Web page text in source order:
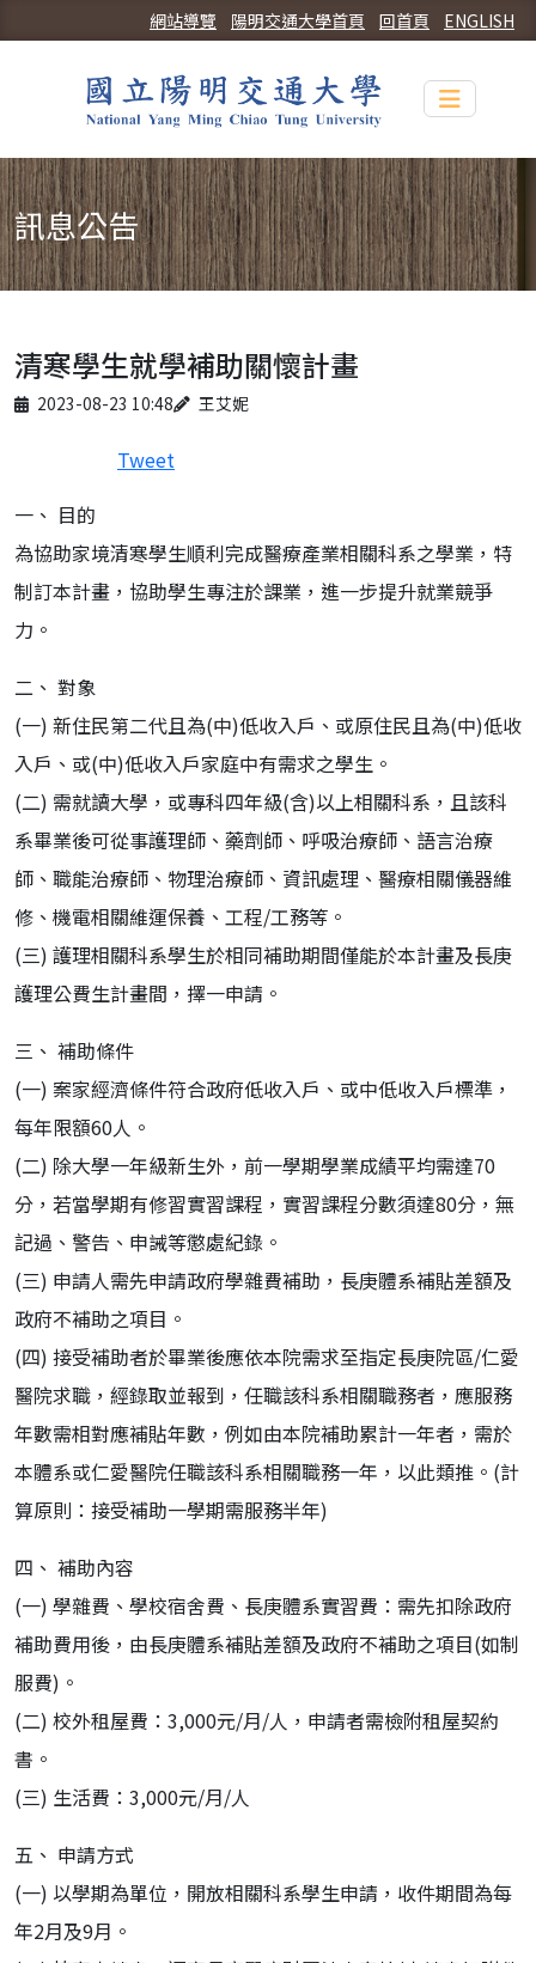
ENGLISH
回首頁
陽明交通大學首頁
網站導覽
Toggle
訊息公告
清寒學生就學補助關懷計畫
Published on
2023-08-23 10:48
Author 王艾妮
Tweet
一、 目的
為協助家境清寒學生順利完成醫療產業相關科系之學業，特
制訂本計畫，協助學生專注於課業，進一步提升就業競爭
力。
二、 對象
(一) 新住民第二代且為(中)低收入戶、或原住民且為(中)低收
入戶、或(中)低收入戶家庭中有需求之學生。
(二) 需就讀大學，或專科四年級(含)以上相關科系，且該科
系畢業後可從事護理師、藥劑師、呼吸治療師、語言治療
師、職能治療師、物理治療師、資訊處理、醫療相關儀器維
修、機電相關維運保養、工程/工務等。
(三) 護理相關科系學生於相同補助期間僅能於本計畫及長庚
護理公費生計畫間，擇一申請。
三、 補助條件
(一) 案家經濟條件符合政府低收入戶、或中低收入戶標準，
每年限額60人。
(二) 除大學一年級新生外，前一學期學業成績平均需達70
分，若當學期有修習實習課程，實習課程分數須達80分，無
記過、警告、申誡等懲處紀錄。
(三) 申請人需先申請政府學雜費補助，長庚體系補貼差額及
政府不補助之項目。
(四) 接受補助者於畢業後應依本院需求至指定長庚院區/仁愛
醫院求職，經錄取並報到，任職該科系相關職務者，應服務
年數需相對應補貼年數，例如由本院補助累計一年者，需於
本體系或仁愛醫院任職該科系相關職務一年，以此類推。(計
算原則：接受補助一學期需服務半年)
四、 補助內容
(一) 學雜費、學校宿舍費、長庚體系實習費：需先扣除政府
補助費用後，由長庚體系補貼差額及政府不補助之項目(如制
服費)。
(二) 校外租屋費：3,000元/月/人，申請者需檢附租屋契約
書。
(三) 生活費：3,000元/月/人
五、 申請方式
(一) 以學期為單位，開放相關科系學生申請，收件期間為每
年2月及9月。